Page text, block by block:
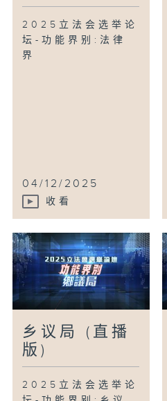
2025立法会选举论
坛-功能界别:法律
界
04/12/2025
收看
乡议局 (直播
版)
2025立法会选举论